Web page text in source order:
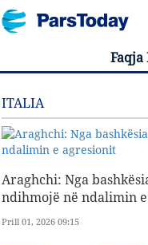
Faqja
ITALIA
Araghchi: Nga
ndihmojë në ndalimin
Prill 01, 2026 09:15